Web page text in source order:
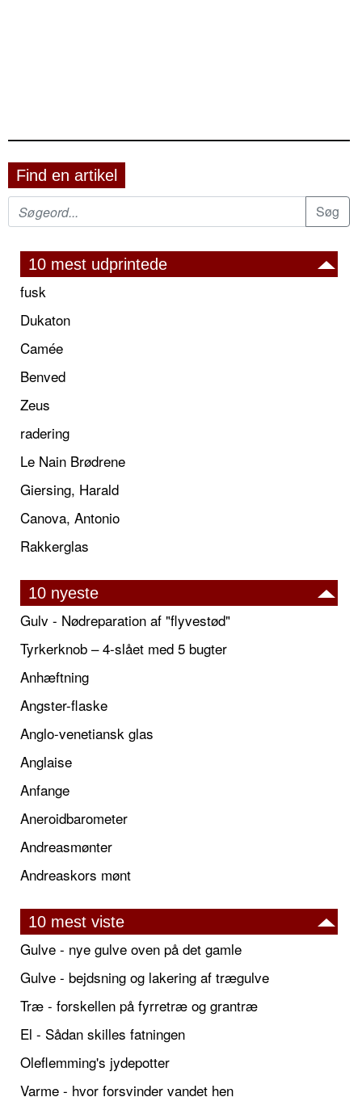
Find en artikel
10 mest udprintede
fusk
Dukaton
Camée
Benved
Zeus
radering
Le Nain Brødrene
Giersing, Harald
Canova, Antonio
Rakkerglas
10 nyeste
Gulv - Nødreparation af "flyvestød"
Tyrkerknob – 4-slået med 5 bugter
Anhæftning
Angster-flaske
Anglo-venetiansk glas
Anglaise
Anfange
Aneroidbarometer
Andreasmønter
Andreaskors mønt
10 mest viste
Gulve - nye gulve oven på det gamle
Gulve - bejdsning og lakering af trægulve
Træ - forskellen på fyrretræ og grantræ
El - Sådan skilles fatningen
Oleflemming's jydepotter
Varme - hvor forsvinder vandet hen